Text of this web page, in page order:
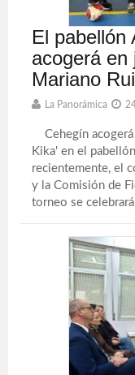
El pabellón
acogerá en
Mariano
La Panorámica
Cehegín acogerá
Kika' en el
recientemente, el
y la Comisión de
torneo se